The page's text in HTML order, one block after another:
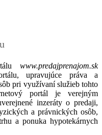
www.predajprenajom.sk
upravujúce práva a
pri využívaní služieb tohto
portál je verejným
inzeráty o predaji,
a právnických osôb,
a ponuka hypotekárnych